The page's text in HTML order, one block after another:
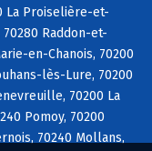
La Proiselière-et-
70280 Raddon-et-
en-Chanois, 70200
lès-Lure, 70200
70200 La
Pomoy, 70200
70240 Mollans,